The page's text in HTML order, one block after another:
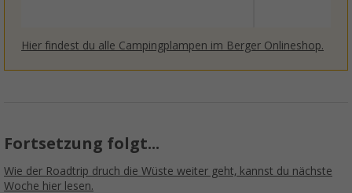
Hier findest du alle Campingplampen im Berger Onlineshop.
Fortsetzung folgt...
Wie der Roadtrip druch die Wüste weiter geht, kannst du nächste
Woche hier lesen.